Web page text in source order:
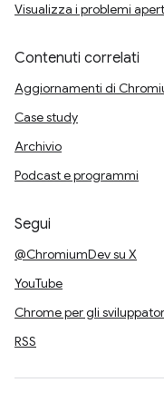
Visualizza i problemi
Contenuti correlati
Aggiornamenti di
Case study
Archivio
Podcast e programmi
Segui
@ChromiumDev su X
YouTube
Chrome per gli
RSS